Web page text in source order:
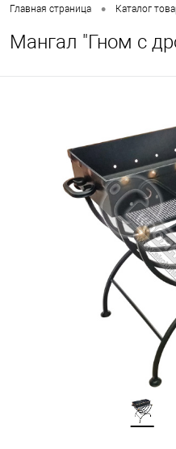
Главная страница • Каталог
Мангал "Гном с